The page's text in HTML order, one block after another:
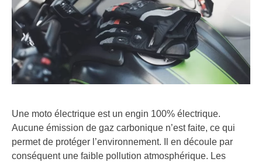
Une moto électrique est un engin 100% électrique.
Aucune émission de gaz carbonique n’est faite, ce qui
permet de protéger l’environnement. Il en découle par
conséquent une faible pollution atmosphérique. Les